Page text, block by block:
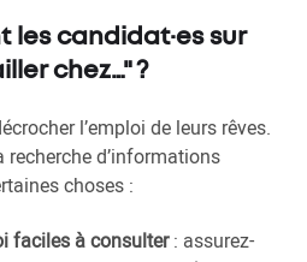
les candidat·es sur
chez…" ?
l’emploi de leurs rêves.
d’informations
choses :
faciles à consulter: assurez-